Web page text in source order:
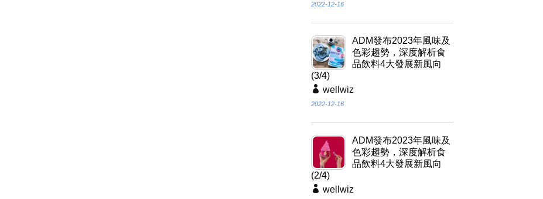
2022-12-16
ADM發布2023年風味及
色彩趨勢，深度解析食
品飲料4大發展新風向
(3/4)
wellwiz
2022-12-16
ADM發布2023年風味及
色彩趨勢，深度解析食
品飲料4大發展新風向
(2/4)
wellwiz